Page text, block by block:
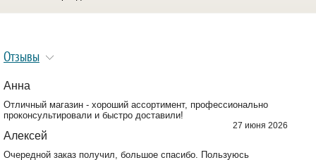
Отзывы
Анна
Отличный магазин - хороший ассортимент, профессионально
проконсультировали и быстро доставили!
27 июня 2026
Алексей
Очередной заказ получил, большое спасибо. Пользуюсь